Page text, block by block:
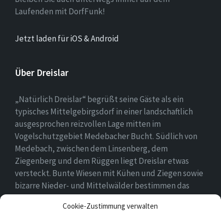
Cookie-Zustimmung verwalten
Laufenden mit DorfFunk!
Jetzt laden für iOS & Android
Über Dreislar
„Natürlich Dreislar“ begrüßt seine Gäste als ein
typisches Mittelgebirgsdorf in einer landschaftlich
ausgesprochen reizvollen Lage mitten im
Vogelschutzgebiet Medebacher Bucht. Südlich von
Medebach, zwischen dem Linsenberg, dem
Ziegenberg und dem Rüggen liegt Dreislar etwas
versteckt. Bunte Wiesen mit Kühen und Ziegen sowie
bizarre Nieder- und Mittelwälder bestimmen das
Ortsbild, das durch eine lebendige Landwirtschaft